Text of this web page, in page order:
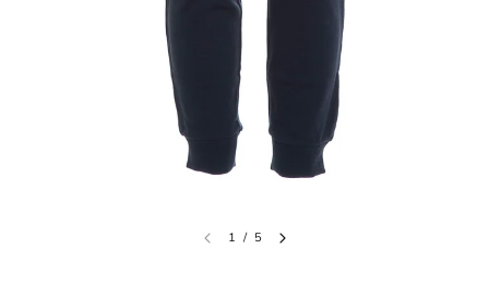
1 / 5